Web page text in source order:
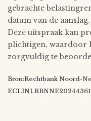
gebrachte
datum van de aanslag.
Deze uitspraak kan
plichtigen, waardoor
zorgvuldig te
Bron:Rechtbank Noord-